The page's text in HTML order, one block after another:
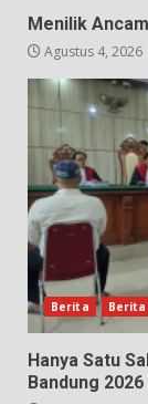
Menilik
Agustus 4, 2026
Berita
Hanya Satu
Bandung